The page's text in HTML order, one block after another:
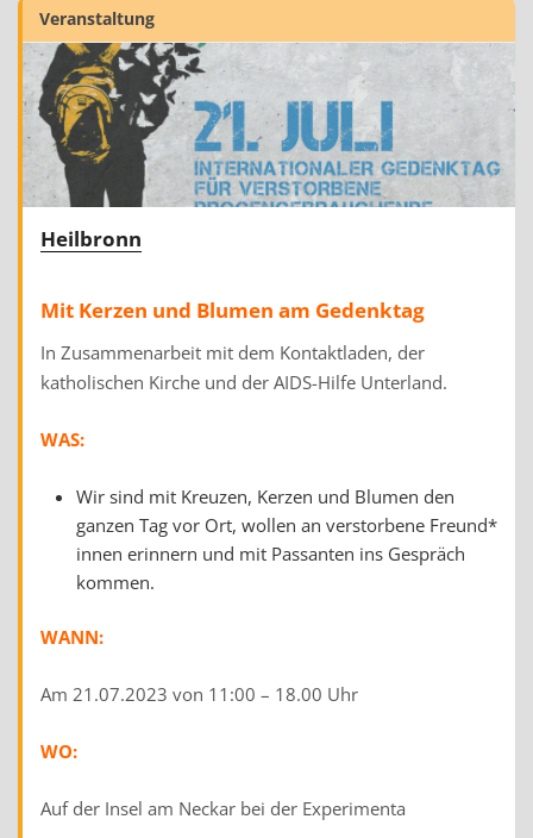
Veranstaltung
Heilbronn
Mit Kerzen und Blumen am Gedenktag
In Zusammenarbeit mit dem Kontaktladen, der
katholischen Kirche und der AIDS-Hilfe Unterland.
WAS:
Wir sind mit Kreuzen, Kerzen und Blumen den
ganzen Tag vor Ort, wollen an verstorbene Freund*
innen erinnern und mit Passanten ins Gespräch
kommen.
WANN:
Am 21.07.2023 von 11:00 – 18.00 Uhr
WO:
Auf der Insel am Neckar bei der Experimenta